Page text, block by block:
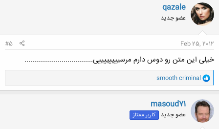
ن
ش
ه
ا
qazale
عضو جدید
Feb 25, 2012
#5
خیلی این متن رو دوس دارم مرسییییییییی...................................
و
ا
ک
ن
ش
ه
ا
smooth criminal
masoud71
عضو جدید کاربر ممتاز